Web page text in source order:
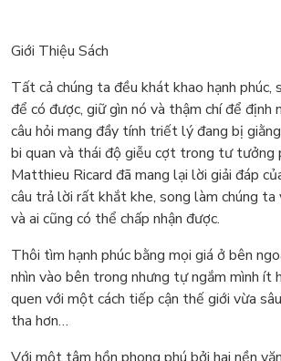
Giới Thiệu Sách
Tất cả chúng ta đều khát khao hạnh phúc,
để có được, giữ gìn nó và thậm chí để định
câu hỏi mang đầy tính triết lý đang bị
bi quan và thái độ giễu cợt trong tư tưởng
Matthieu Ricard đã mang lại lời giải đáp
câu trả lời rất khắt khe, song làm chúng ta
và ai cũng có thể chấp nhận được.
Thôi tìm hạnh phúc bằng mọi giá ở bên
nhìn vào bên trong nhưng tự ngắm mình ít
quen với một cách tiếp cận thế giới vừa
tha hơn…